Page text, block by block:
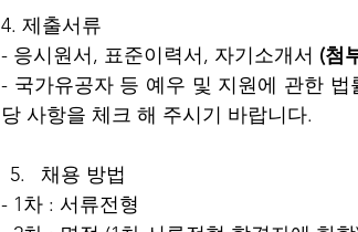
4. 제출서류
- 응시원서, 표준이력서, 자기소개서 (첨
- 국가유공자 등 예우 및 지원에 관한
당 사항을 체크 해 주시기 바랍니다.
채용 방법
- 1차 : 서류전형